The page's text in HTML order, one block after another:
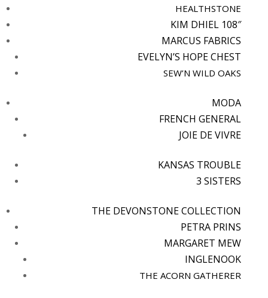
HEALTHSTONE
KIM DHIEL 108″
MARCUS FABRICS
EVELYN’S HOPE CHEST
SEW’N WILD OAKS
MODA
FRENCH GENERAL
JOIE DE VIVRE
KANSAS TROUBLE
3 SISTERS
THE DEVONSTONE COLLECTION
PETRA PRINS
MARGARET MEW
INGLENOOK
THE ACORN GATHERER